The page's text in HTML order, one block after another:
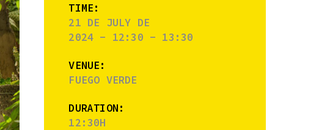
TIME:
21 DE JULY DE
2024 - 12:30 - 13:30
VENUE:
FUEGO VERDE
DURATION:
12:30H